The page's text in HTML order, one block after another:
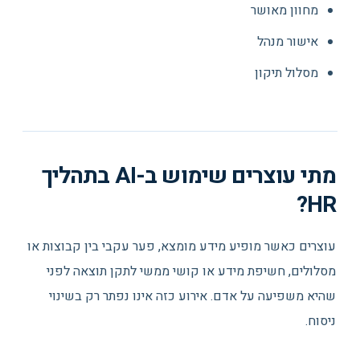
מחוון מאושר
אישור מנהל
מסלול תיקון
מתי עוצרים שימוש ב-AI בתהליך
HR?
עוצרים כאשר מופיע מידע מומצא, פער עקבי בין קבוצות או
מסלולים, חשיפת מידע או קושי ממשי לתקן תוצאה לפני
שהיא משפיעה על אדם. אירוע כזה אינו נפתר רק בשינוי
ניסוח.